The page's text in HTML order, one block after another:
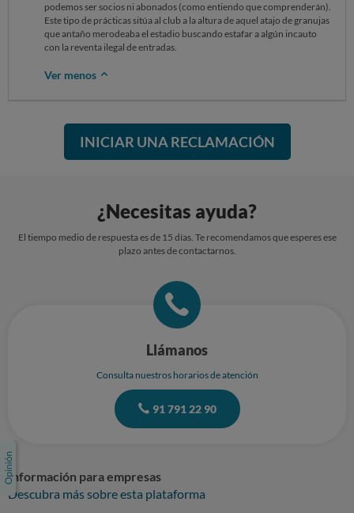
podemos ser socios ni abonados (como entiendo que comprenderán).
Este tipo de prácticas sitúa al club a la altura de aquel atajo de granujas
que antaño merodeaba el estadio buscando estafar a algún incauto
con la reventa ilegal de entradas.
Ver menos
INICIAR UNA RECLAMACIÓN
¿Necesitas ayuda?
El tiempo medio de respuesta es de 15 días. Te recomendamos que esperes ese
plazo antes de contactarnos.
Llámanos
Consulta nuestros horarios de atención
91 791 22 90
Información para empresas
Descubra más sobre esta plataforma